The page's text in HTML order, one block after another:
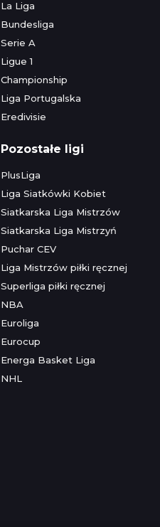
La Liga
Bundesliga
Serie A
Ligue 1
Championship
Liga Portugalska
Eredivisie
Pozostałe ligi
PlusLiga
Liga Siatkówki Kobiet
Siatkarska Liga Mistrzów
Siatkarska Liga Mistrzyń
Puchar CEV
Liga Mistrzów piłki ręcznej
Superliga piłki ręcznej
NBA
Euroliga
Eurocup
Energa Basket Liga
NHL